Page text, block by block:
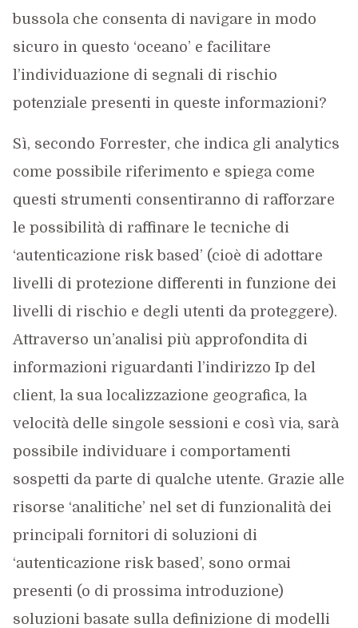
bussola che consenta di navigare in modo
sicuro in questo ‘oceano’ e facilitare
l’individuazione di segnali di rischio
potenziale presenti in queste informazioni?
Sì, secondo Forrester, che indica gli analytics
come possibile riferimento e spiega come
questi strumenti consentiranno di rafforzare
le possibilità di raffinare le tecniche di
‘autenticazione risk based’ (cioè di adottare
livelli di protezione differenti in funzione dei
livelli di rischio e degli utenti da proteggere).
Attraverso un’analisi più approfondita di
informazioni riguardanti l’indirizzo Ip del
client, la sua localizzazione geografica, la
velocità delle singole sessioni e così via, sarà
possibile individuare i comportamenti
sospetti da parte di qualche utente. Grazie alle
risorse ‘analitiche’ nel set di funzionalità dei
principali fornitori di soluzioni di
‘autenticazione risk based’, sono ormai
presenti (o di prossima introduzione)
soluzioni basate sulla definizione di modelli